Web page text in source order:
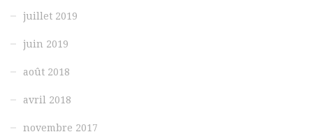
juillet 2019
juin 2019
août 2018
avril 2018
novembre 2017